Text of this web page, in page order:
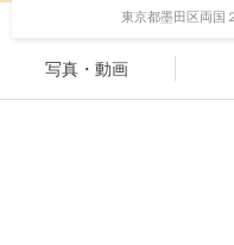
東京都墨田区両国
写真・動画